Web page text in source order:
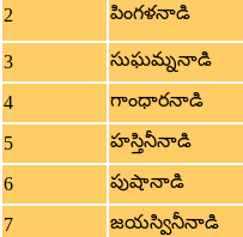
2 పింగళనాడి
3 సుఘమ్ననాడి
4 గాంధారనాడి
5 హస్తినీనాడి
6 పుషానాడి
7 జయస్వినీనాడి